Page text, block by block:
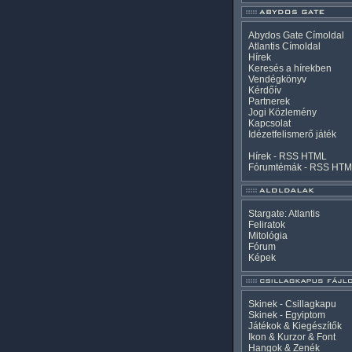
Abydos Gate Címoldal
Atlantis Címoldal
Hírek
Keresés a hírekben
Vendégkönyv
Kérdőív
Partnerek
Jogi Közlemény
Kapcsolat
Idézetfelismerő játék
Hírek - RSS HTML
Fórumtémák - RSS
Stargate: Atlantis
Feliratok
Mitológia
Fórum
Képek
Skinek - Csillagkapu
Skinek - Egyiptom
Játékok & Kiegészítők
Ikon & Kurzor & Font
Hangok & Zenék